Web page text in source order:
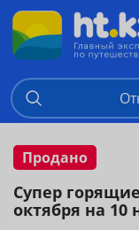
Продано
Супер
октября на